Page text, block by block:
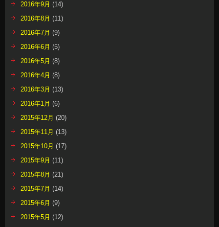
2016年9月 (14)
2016年8月 (11)
2016年7月 (9)
2016年6月 (5)
2016年5月 (8)
2016年4月 (8)
2016年3月 (13)
2016年1月 (6)
2015年12月 (20)
2015年11月 (13)
2015年10月 (17)
2015年9月 (11)
2015年8月 (21)
2015年7月 (14)
2015年6月 (9)
2015年5月 (12)